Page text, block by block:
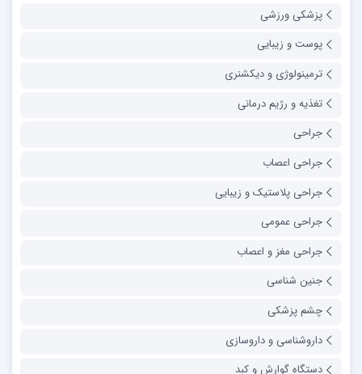
پزشکی ورزشی
پوست و زیبایی
ترمینولوژی و دیکشنری
تغذیه و رژیم درمانی
جراحی
جراحی اعصاب
جراحی پلاستیک و زیبایی
جراحی عمومی
جراحی مغز و اعصاب
جنین شناسی
چشم پزشکی
داروشناسی و داروسازی
دستگاه گوارش و کبد